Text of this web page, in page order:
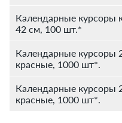
Календарные курсоры
42 см, 100 шт.*
Календарные курсоры
красные, 1000 шт*.
Календарные курсоры
красные, 1000 шт*.